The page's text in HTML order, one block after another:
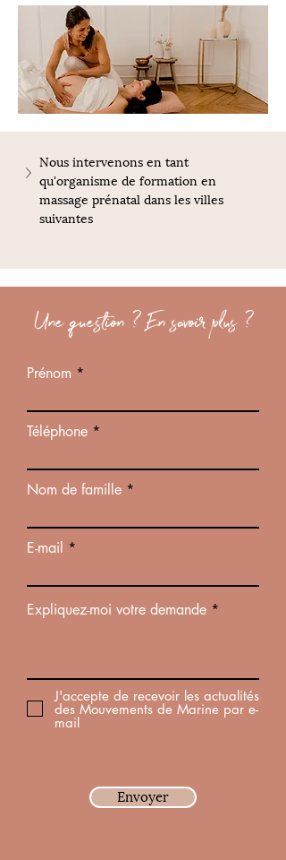
Nous intervenons en tant
qu'organisme de formation en
massage prénatal dans les villes
suivantes
Une question ? En savoir plus ?
Prénom
Téléphone
Nom de famille
E-mail
Expliquez-moi votre demande
J'accepte de recevoir les actualités
des Mouvements de Marine par e-
mail
Envoyer